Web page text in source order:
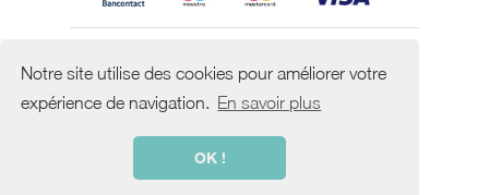
Notre site utilise des cookies pour améliorer votre
expérience de navigation. En savoir plus
OK !